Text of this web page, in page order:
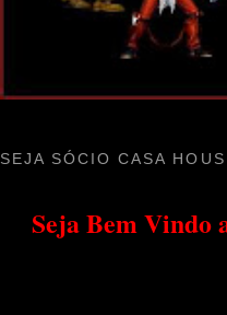
SEJA SÓCIO CASA
Seja Bem Vindo